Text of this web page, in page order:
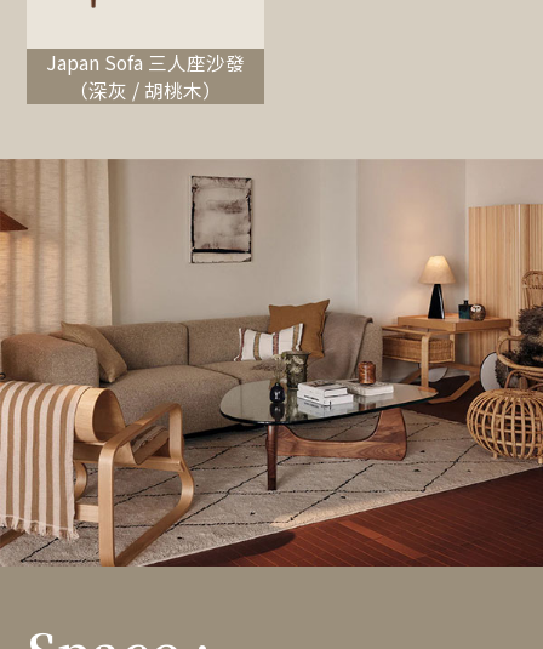
Japan Sofa 三人座沙發
（深灰 / 胡桃木）